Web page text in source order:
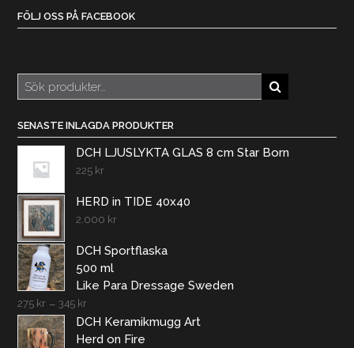
FÖLJ OSS PÅ FACEBOOK
Sök
efter:
SENASTE INLAGDA PRODUKTER
DCH LJUSLYKTA GLAS 8 cm Star Born
225 kr
HERD in TIDE 40x40
2.000 kr
DCH Sportflaska
500 ml
Like Para Dressage Sweden
275 kr – 345 kr
DCH Keramikmugg Art
Herd on Fire